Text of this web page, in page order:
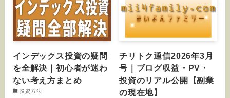
インデックス投資の疑問
を全解決｜初心者が迷わ
ない考え方まとめ
投資方法
チリトク通信2026年3月
号｜ブログ収益・PV・
投資のリアル公開【副業
の現在地】